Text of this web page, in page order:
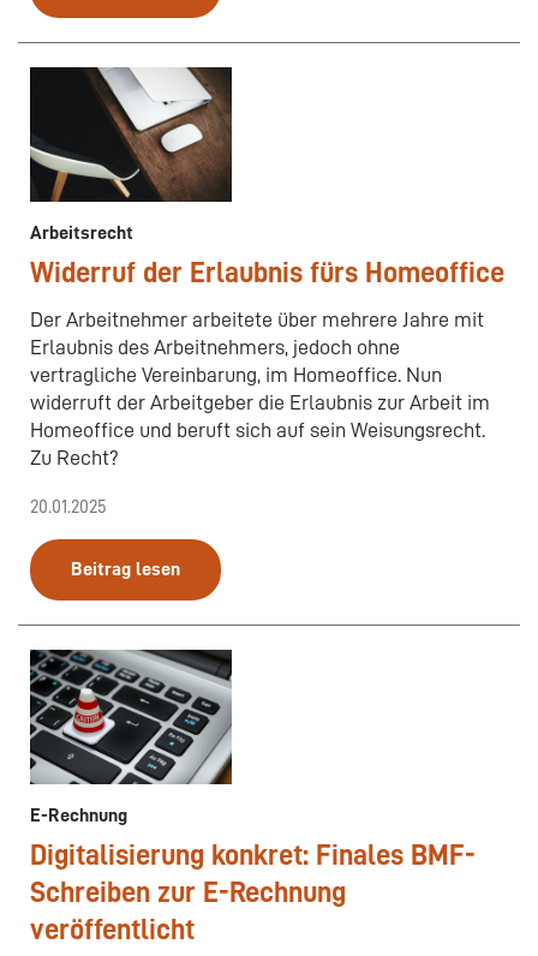
Arbeitsrecht
Widerruf der Erlaubnis fürs Homeoffice
Der Arbeitnehmer arbeitete über mehrere Jahre mit
Erlaubnis des Arbeitnehmers, jedoch ohne
vertragliche Vereinbarung, im Homeoffice. Nun
widerruft der Arbeitgeber die Erlaubnis zur Arbeit im
Homeoffice und beruft sich auf sein Weisungsrecht.
Zu Recht?
20.01.2025
Beitrag lesen
E-Rechnung
Digitalisierung konkret: Finales BMF-
Schreiben zur E-Rechnung
veröffentlicht